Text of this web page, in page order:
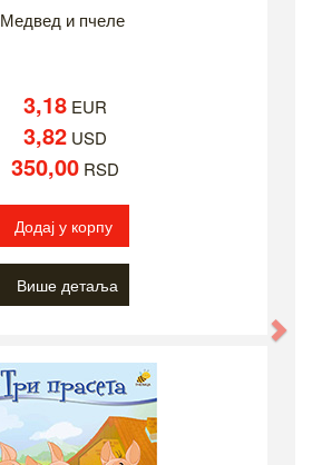
Медвед и пчеле
3,18 EUR
3,82 USD
350,00 RSD
Додај у корпу
Више детаља